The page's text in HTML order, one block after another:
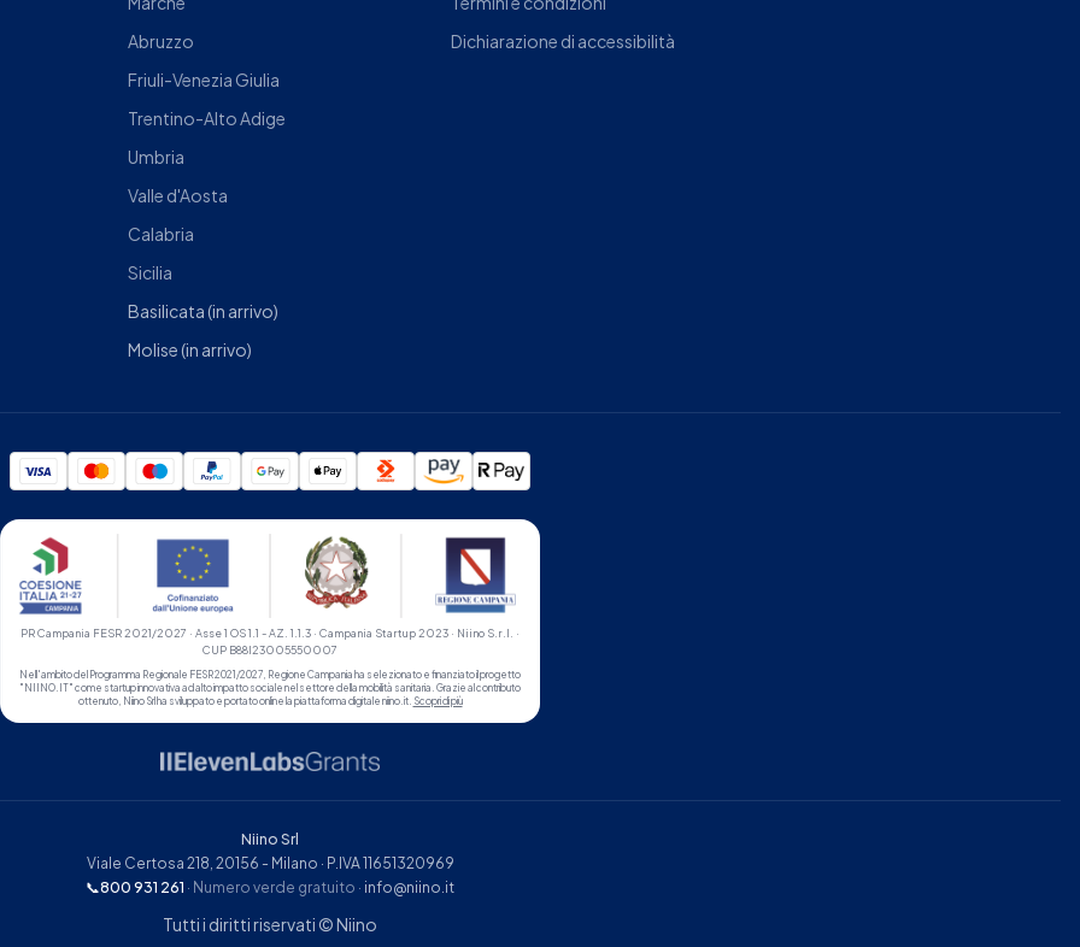
Abruzzo
Friuli-Venezia Giulia
Trentino-Alto Adige
Umbria
Valle d'Aosta
Calabria
Sicilia
Basilicata(in arrivo)
Molise(in arrivo)
Dichiarazione di accessibilità
PR Campania FESR 2021/2027 · Asse 1 OS 1.1 - AZ. 1.1.3 · Campania Startup 2023 · Niino S.r.l. ·
CUP B88I23005550007
Nell'ambito del Programma Regionale FESR 2021/2027, Regione Campania ha selezionato e finanziato il progetto
"NIINO.IT" come startup innovativa ad alto impatto sociale nel settore della mobilità sanitaria. Grazie al contributo
ottenuto, Niino Srl ha sviluppato e portato online la piattaforma digitale niino.it. Scopri di più
Niino Srl
Viale Certosa 218, 20156 - Milano · P.IVA 11651320969
📞800 931 261 · Numero verde gratuito · info@niino.it
Tutti i diritti riservati © Niino